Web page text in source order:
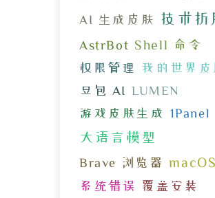
AI 生成皮肤 技术折
AstrBot Shell 命令
权限管理
我的世界皮
豆包 AI
LUMEN
游戏皮肤生成
1Panel
大语言模型
Brave 浏览器 macOS
系统错误 覆盖安装